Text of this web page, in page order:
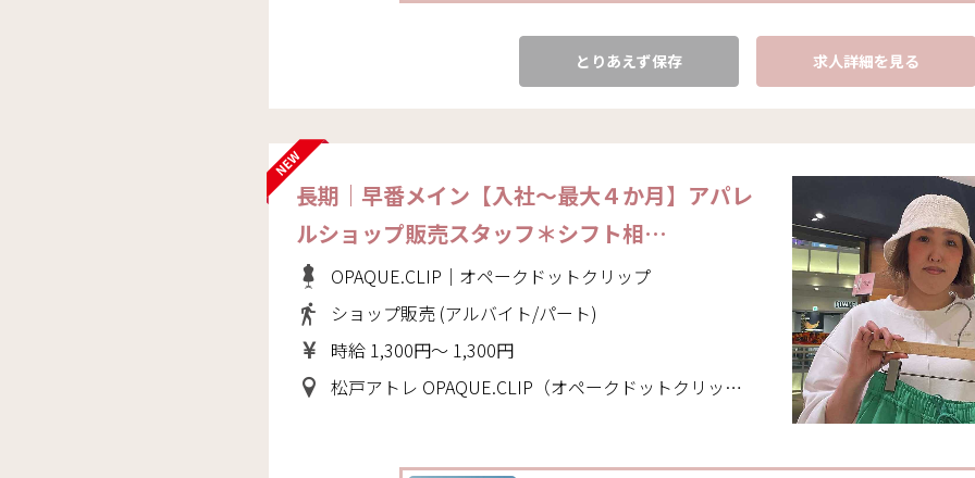
とりあえず保存 求人詳細を見る
長期｜早番メイン【入社～最大４か月】アパレ
ルショップ販売スタッフ＊シフト相…
OPAQUE.CLIP｜オペークドットクリップ
ショップ販売 (アルバイト/パート)
時給 1,300円～ 1,300円
松戸アトレ OPAQUE.CLIP（オペークドットクリップ）(千葉県 松戸市)